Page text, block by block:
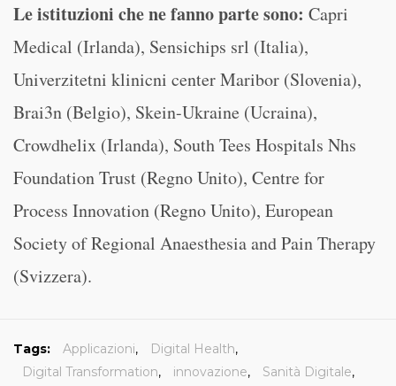
Le istituzioni che ne fanno parte sono: Capri
Medical (Irlanda), Sensichips srl (Italia),
Univerzitetni klinicni center Maribor (Slovenia),
Brai3n (Belgio), Skein-Ukraine (Ucraina),
Crowdhelix (Irlanda), South Tees Hospitals Nhs
Foundation Trust (Regno Unito), Centre for
Process Innovation (Regno Unito), European
Society of Regional Anaesthesia and Pain Therapy
(Svizzera).
Tags: Applicazioni, Digital Health,
Digital Transformation, innovazione, Sanità Digitale,